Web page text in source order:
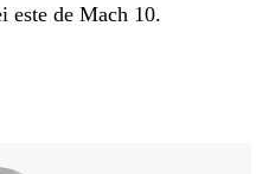
este de Mach 10.